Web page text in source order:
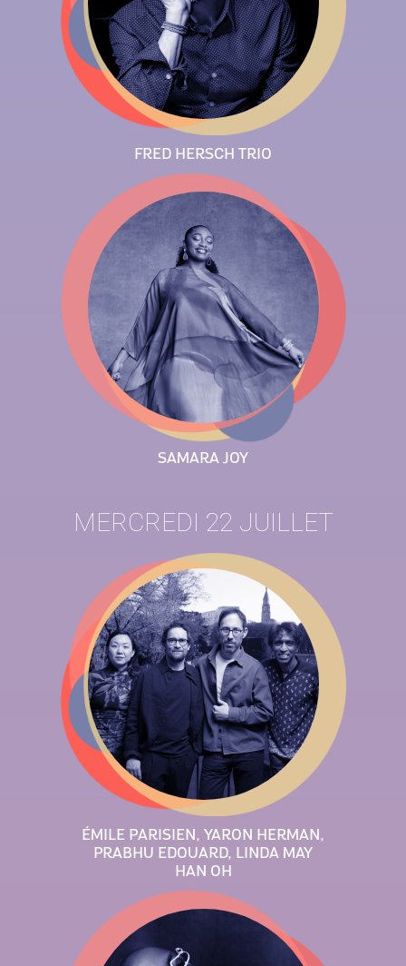
FRED HERSCH TRIO
SAMARA JOY
MERCREDI 22 JUILLET
ÉMILE PARISIEN, YARON HERMAN,
PRABHU EDOUARD, LINDA MAY
HAN OH